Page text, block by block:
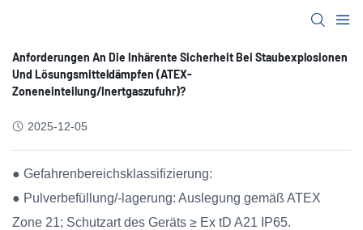
Anforderungen An Die Inhärente Sicherheit Bei Staubexplosionen
Und Lösungsmitteldämpfen (ATEX-
Zoneneinteilung/Inertgaszufuhr)?
2025-12-05
● Gefahrenbereichsklassifizierung:
● Pulverbefüllung/-lagerung: Auslegung gemäß ATEX
Zone 21; Schutzart des Geräts ≥ Ex tD A21 IP65.